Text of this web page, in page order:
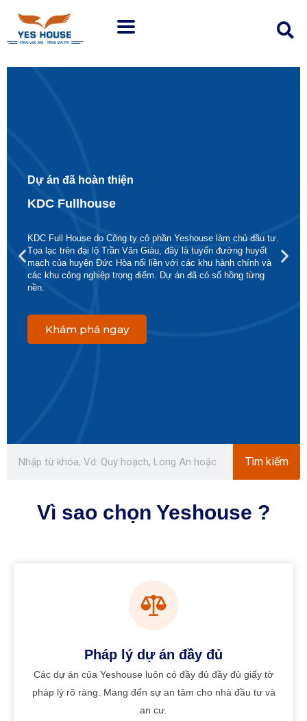
Dự án đã hoàn thiện
KDC Fullhouse
KDC Full House do Công ty cô phần Yeshouse làm chủ đầu tư.
Tọa lạc trên đại lộ Trần Văn Giàu, đây là tuyến đường huyết
mạch của huyện Đức Hòa nối liền với các khu hành chính và
các khu công nghiệp trọng điểm. Dự án đã có sổ hồng từng
nền.
Khám phá ngay
Tìm kiếm
Vì sao chọn Yeshouse ?
Pháp lý dự án đầy đủ
Các dự án của Yeshouse luôn có đầy đủ đầy đủ giấy tờ
pháp lý rõ ràng. Mang đến sự an tâm cho nhà đầu tư và
an cư.